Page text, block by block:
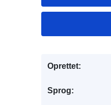
Oprettet:
Sprog: